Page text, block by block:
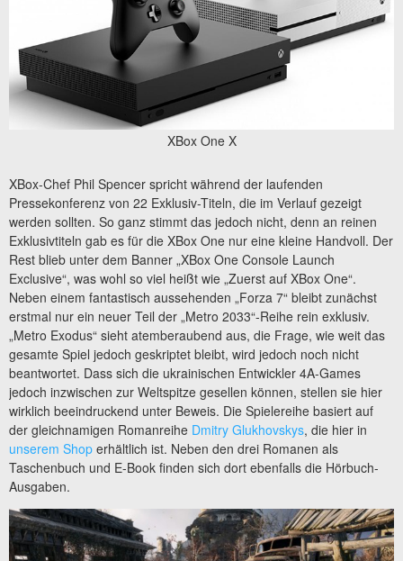
XBox One X
XBox-Chef Phil Spencer spricht während der laufenden
Pressekonferenz von 22 Exklusiv-Titeln, die im Verlauf gezeigt
werden sollten. So ganz stimmt das jedoch nicht, denn an reinen
Exklusivtiteln gab es für die XBox One nur eine kleine Handvoll. Der
Rest blieb unter dem Banner „XBox One Console Launch
Exclusive“, was wohl so viel heißt wie „Zuerst auf XBox One“.
Neben einem fantastisch aussehenden „Forza 7“ bleibt zunächst
erstmal nur ein neuer Teil der „Metro 2033“-Reihe rein exklusiv.
„Metro Exodus“ sieht atemberaubend aus, die Frage, wie weit das
gesamte Spiel jedoch geskriptet bleibt, wird jedoch noch nicht
beantwortet. Dass sich die ukrainischen Entwickler 4A-Games
jedoch inzwischen zur Weltspitze gesellen können, stellen sie hier
wirklich beeindruckend unter Beweis. Die Spielereihe basiert auf
der gleichnamigen Romanreihe Dmitry Glukhovskys, die hier in
unserem Shop erhältlich ist. Neben den drei Romanen als
Taschenbuch und E-Book finden sich dort ebenfalls die Hörbuch-
Ausgaben.